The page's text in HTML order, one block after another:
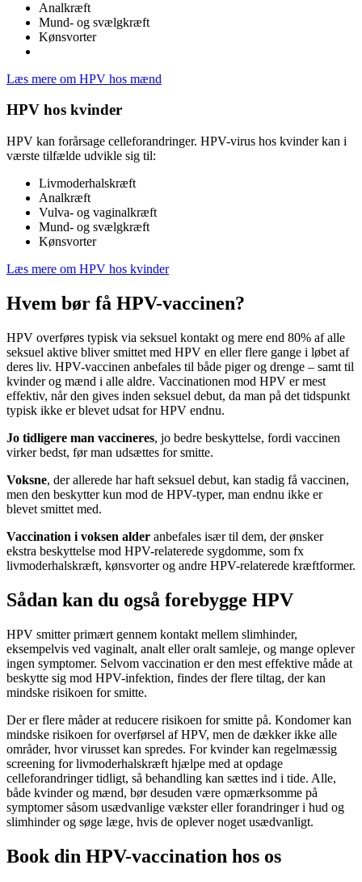
Analkræft
Mund- og svælgkræft
Kønsvorter
Læs mere om HPV hos mænd
HPV hos kvinder
HPV kan forårsage celleforandringer. HPV-virus hos kvinder kan i
værste tilfælde udvikle sig til:
Livmoderhalskræft
Analkræft
Vulva- og vaginalkræft
Mund- og svælgkræft
Kønsvorter
Læs mere om HPV hos kvinder
Hvem bør få HPV-vaccinen?
HPV overføres typisk via seksuel kontakt og mere end 80% af alle
seksuel aktive bliver smittet med HPV en eller flere gange i løbet af
deres liv. HPV-vaccinen anbefales til både piger og drenge – samt til
kvinder og mænd i alle aldre. Vaccinationen mod HPV er mest
effektiv, når den gives inden seksuel debut, da man på det tidspunkt
typisk ikke er blevet udsat for HPV endnu.
Jo tidligere man vaccineres, jo bedre beskyttelse, fordi vaccinen
virker bedst, før man udsættes for smitte.
Voksne, der allerede har haft seksuel debut, kan stadig få vaccinen,
men den beskytter kun mod de HPV-typer, man endnu ikke er
blevet smittet med.
Vaccination i voksen alder anbefales især til dem, der ønsker
ekstra beskyttelse mod HPV-relaterede sygdomme, som fx
livmoderhalskræft, kønsvorter og andre HPV-relaterede kræftformer.
Sådan kan du også forebygge HPV
HPV smitter primært gennem kontakt mellem slimhinder,
eksempelvis ved vaginalt, analt eller oralt samleje, og mange oplever
ingen symptomer. Selvom vaccination er den mest effektive måde at
beskytte sig mod HPV-infektion, findes der flere tiltag, der kan
mindske risikoen for smitte.
Der er flere måder at reducere risikoen for smitte på. Kondomer kan
mindske risikoen for overførsel af HPV, men de dækker ikke alle
områder, hvor virusset kan spredes. For kvinder kan regelmæssig
screening for livmoderhalskræft hjælpe med at opdage
celleforandringer tidligt, så behandling kan sættes ind i tide. Alle,
både kvinder og mænd, bør desuden være opmærksomme på
symptomer såsom usædvanlige vækster eller forandringer i hud og
slimhinder og søge læge, hvis de oplever noget usædvanligt.
Book din HPV-vaccination hos os